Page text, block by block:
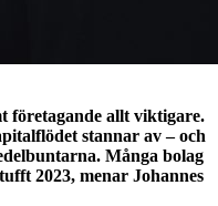
företagande allt viktigare.
stannar av – och
Många bolag
2023, menar Johannes